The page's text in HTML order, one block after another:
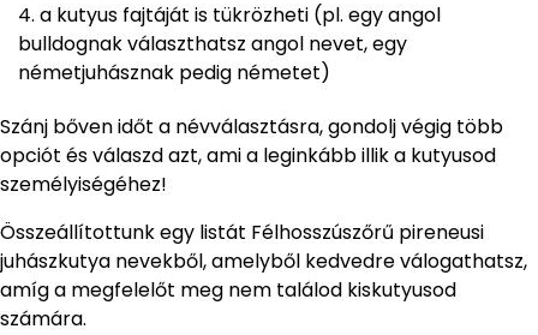
a kutyus fajtáját is tükrözheti (pl. egy angol
bulldognak választhatsz angol nevet, egy
németjuhásznak pedig németet)
Szánj bőven időt a névválasztásra, gondolj végig több
opciót és válaszd azt, ami a leginkább illik a kutyusod
személyiségéhez!
Összeállítottunk egy listát Félhosszúszőrű pireneusi
juhászkutya nevekből, amelyből kedvedre válogathatsz,
amíg a megfelelőt meg nem találod kiskutyusod
számára.